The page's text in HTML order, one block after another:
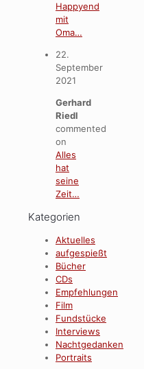
Happyend
mit
Oma…
22.
September
2021
Gerhard
Riedl
commented
on
Alles
hat
seine
Zeit…
Kategorien
Aktuelles
aufgespießt
Bücher
CDs
Empfehlungen
Film
Fundstücke
Interviews
Nachtgedanken
Portraits